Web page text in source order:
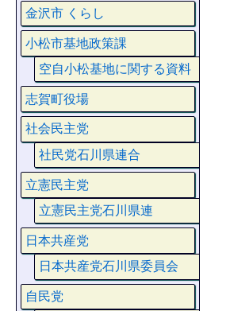
金沢市 くらし
小松市基地政策課
空自小松基地に関する資料
志賀町役場
社会民主党
社民党石川県連合
立憲民主党
立憲民主党石川県連
日本共産党
日本共産党石川県委員会
自民党